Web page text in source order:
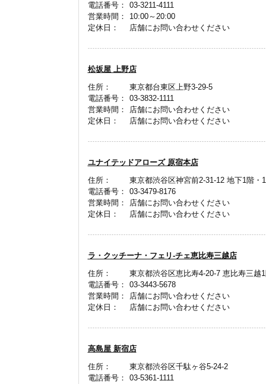
電話番号：
03-3211-4111
営業時間：
10:00～20:00
定休日：
店舗にお問い合わせください
松坂屋 上野店
住所：
東京都台東区上野3-29-5
電話番号：
03-3832-1111
営業時間：
店舗にお問い合わせください
定休日：
店舗にお問い合わせください
ユナイテッドアローズ 原宿本店
住所：
東京都渋谷区神宮前2-31-12 地下1階・
電話番号：
03-3479-8176
営業時間：
店舗にお問い合わせください
定休日：
店舗にお問い合わせください
ラ・クッチーナ・フェリ-チェ恵比寿三越店
住所：
東京都渋谷区恵比寿4-20-7 恵比寿三越
電話番号：
03-3443-5678
営業時間：
店舗にお問い合わせください
定休日：
店舗にお問い合わせください
高島屋 新宿店
住所：
東京都渋谷区千駄ヶ谷5-24-2
電話番号：
03-5361-1111